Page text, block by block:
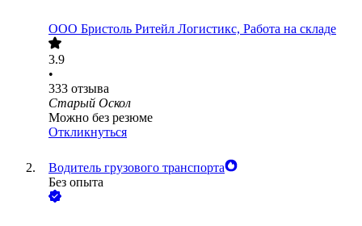
ООО Бристоль Ритейл Логистикс, Работа на складе
3.9
•
333 отзыва
Старый Оскол
Можно без резюме
Откликнуться
Водитель грузового транспорта
Без опыта